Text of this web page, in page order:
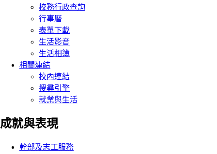
校務行政查詢
行事曆
表單下載
生活影音
生活相簿
相關連結
校內連結
搜尋引擎
就業與生活
成就與表現
幹部及志工服務